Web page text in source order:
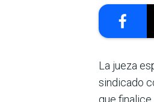
La jueza
sindicado
que